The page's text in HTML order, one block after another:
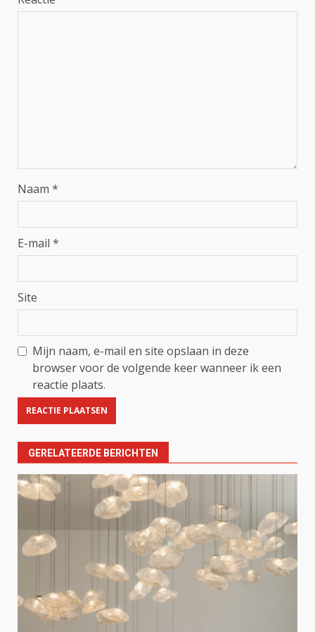
Naam *
E-mail *
Site
Mijn naam, e-mail en site opslaan in deze
browser voor de volgende keer wanneer ik een
reactie plaats.
GERELATEERDE BERICHTEN